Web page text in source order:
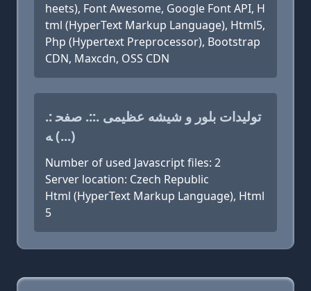
heets), Font Awesome, Google Font API, H
tml (HyperText Markup Language), Html5,
Php (Hypertext Preprocessor), Bootstrap
CDN, Maxcdn, OSS CDN
.: تولیدات بلور و شیشه عظیمی .::. صفح
ه (...)
Number of used Javascript files: 2
Server location: Czech Republic
Html (HyperText Markup Language), Html
5